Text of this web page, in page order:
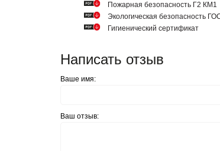
Пожарная безопасность Г2 КМ1
Экологическая безопасность
Гигиенический сертификат
Написать отзыв
Ваше имя:
Ваш отзыв: